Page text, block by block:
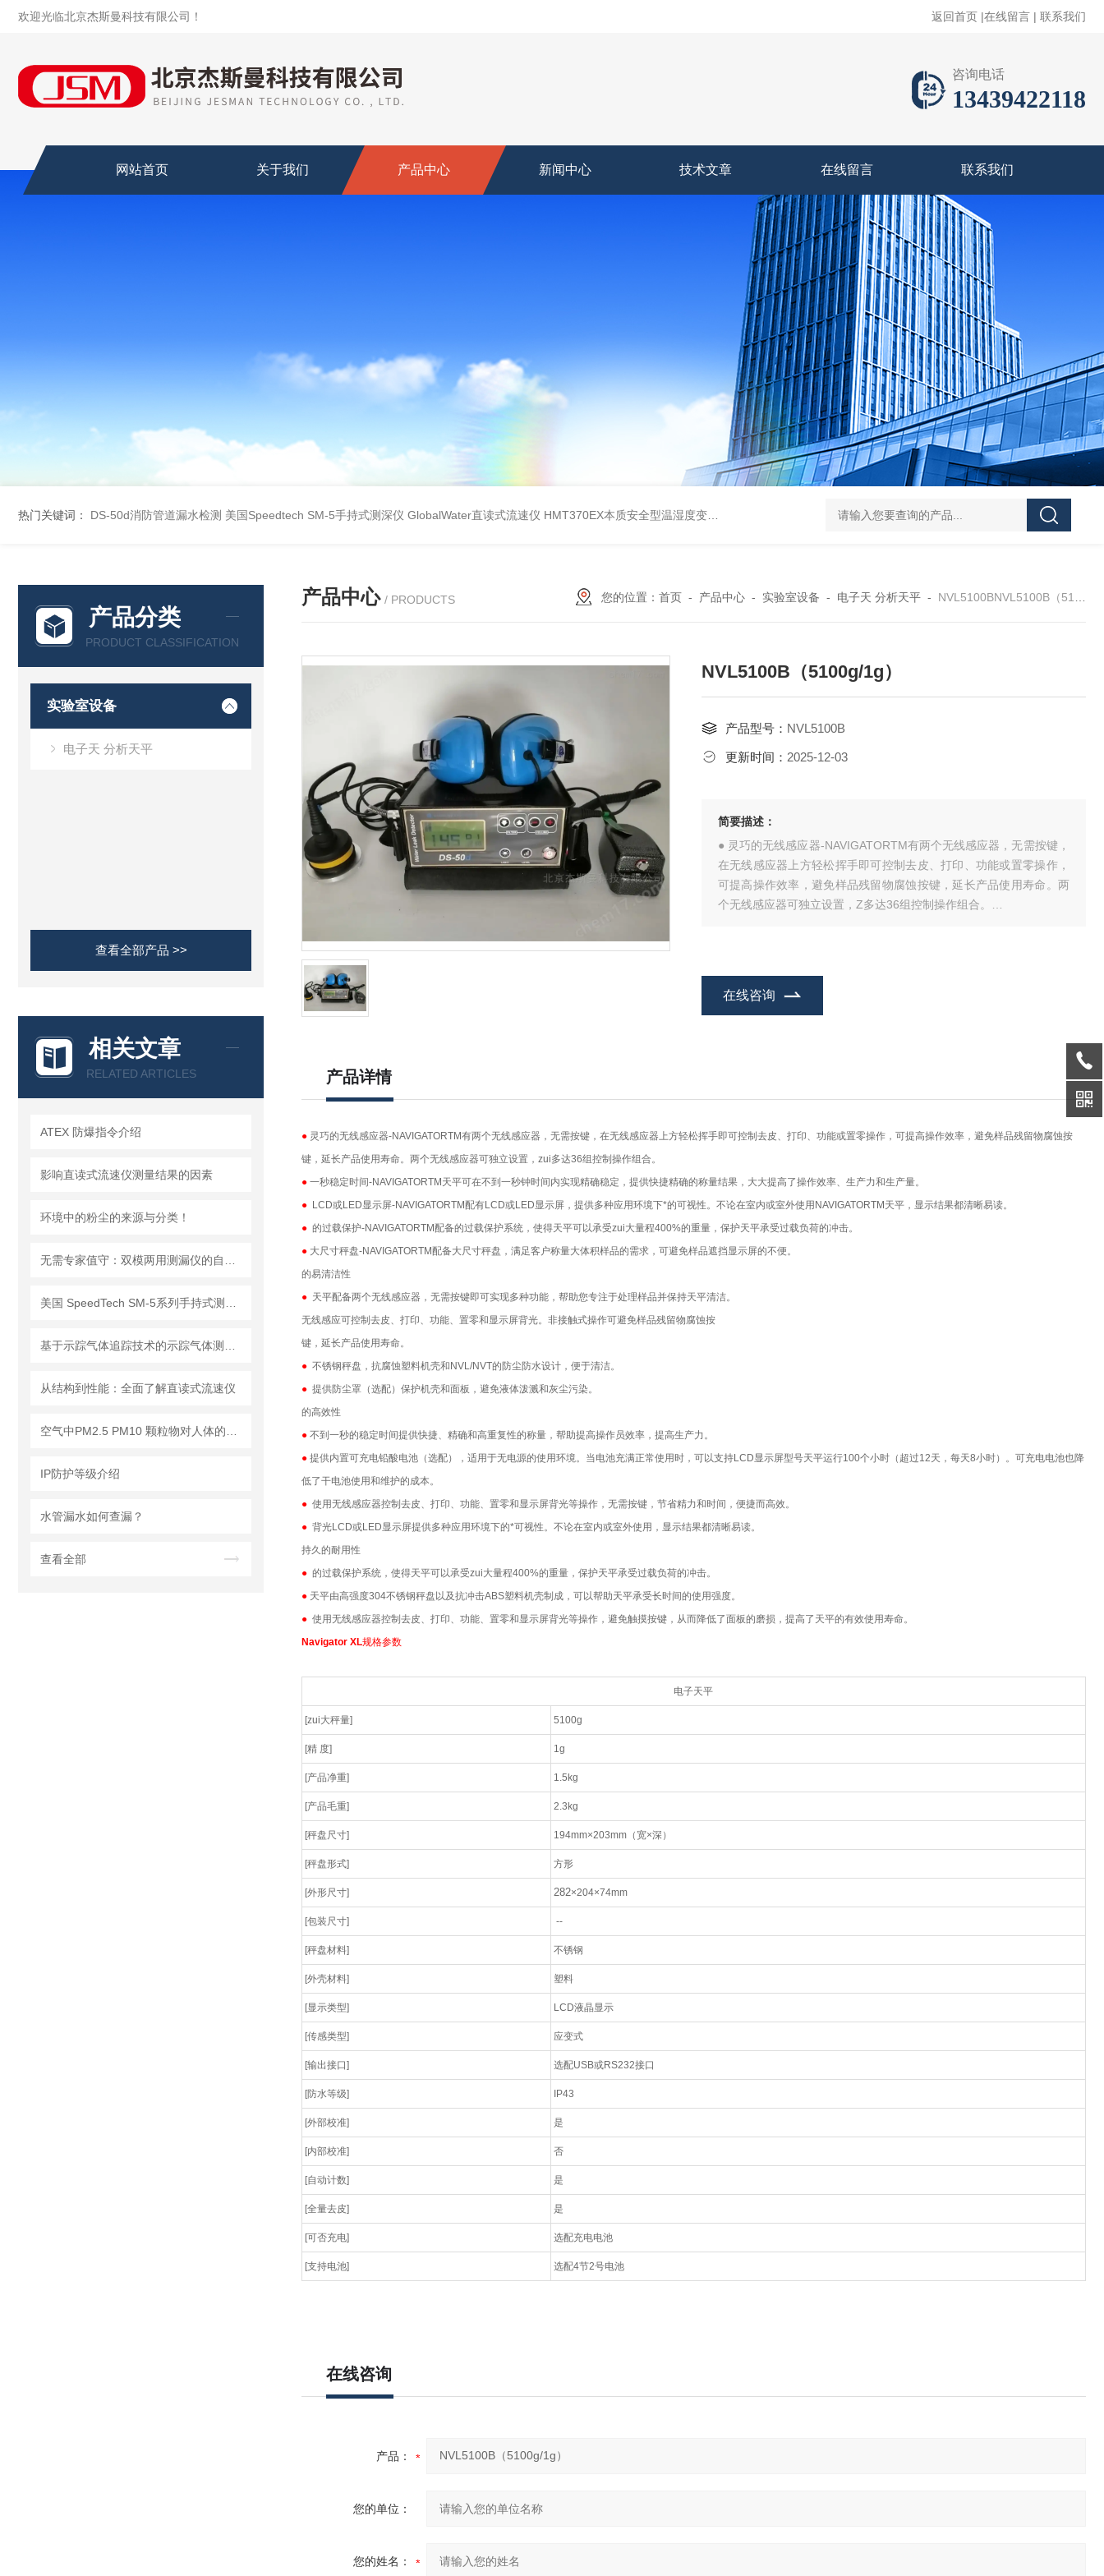
欢迎光临北京杰斯曼科技有限公司！ 返回首页 |在线留言 | 联系我们
咨询电话
13439422118
网站首页 关于我们 产品中心 新闻中心 技术文章 在线留言 联系我们
热门关键词： DS-50d消防管道漏水检测 美国Speedtech SM-5手持式测深仪 GlobalWater直读式流速仪 HMT370EX本质安全型温湿度变送器系列 适用于 0 区和 20 区 DS-50d韩国大成管道漏水检测仪 DS-50d韩国
产品分类
PRODUCT CLASSIFICATION
实验室设备
电子天 分析天平
查看全部产品 >>
相关文章
RELATED ARTICLES
ATEX 防爆指令介绍
影响直读式流速仪测量结果的因素
环境中的粉尘的来源与分类！
从结构到性能：全面了解直读式流速仪
IP防护等级介绍
水管漏水如何查漏？
查看全部
产品中心 / PRODUCTS 您的位置： 首页- 产品中心- 实验室设备 - 电子天 分析天平- NVL5100BNVL5100B（5100g/1g）
NVL5100B（5100g/1g）
产品型号： NVL5100B
更新时间： 2025-12-03
简要描述：
● 灵巧的无线感应器-NAVIGATORTM有两个无线感应器，无需按键，
在无线感应器上方轻松挥手即可控制去皮、打印、功能或置零操作，
可提高操作效率，避免样品残留物腐蚀按键，延长产品使用寿命。两
个无线感应器可独立设置，Z多达36组控制操作组合。
在线咨询
产品详情
● 灵巧的无线感应器-NAVIGATORTM有两个无线感应器，无需按键，在无线感应器上方轻松挥手即可控制去皮、打印、功能或置零操作，可提高操作效率，避免样品残留物腐蚀按
键，延长产品使用寿命。两个无线感应器可独立设置，zui多达36组控制操作组合。
● 一秒稳定时间-NAVIGATORTM天平可在不到一秒钟时间内实现精确稳定，提供快捷精确的称量结果，大大提高了操作效率、生产力和生产量。
● LCD或LED显示屏-NAVIGATORTM配有LCD或LED显示屏，提供多种应用环境下*的可视性。不论在室内或室外使用NAVIGATORTM天平，显示结果都清晰易读。
● 的过载保护-NAVIGATORTM配备的过载保护系统，使得天平可以承受zui大量程400%的重量，保护天平承受过载负荷的冲击。
● 大尺寸秤盘-NAVIGATORTM配备大尺寸秤盘，满足客户称量大体积样品的需求，可避免样品遮挡显示屏的不便。
的易清洁性
● 天平配备两个无线感应器，无需按键即可实现多种功能，帮助您专注于处理样品并保持天平清洁。
无线感应可控制去皮、打印、功能、置零和显示屏背光。非接触式操作可避免样品残留物腐蚀按
键，延长产品使用寿命。
● 不锈钢秤盘，抗腐蚀塑料机壳和NVL/NVT的防尘防水设计，便于清洁。
● 提供防尘罩（选配）保护机壳和面板，避免液体泼溅和灰尘污染。
的高效性
● 不到一秒的稳定时间提供快捷、精确和高重复性的称量，帮助提高操作员效率，提高生产力。
● 提供内置可充电铅酸电池（选配），适用于无电源的使用环境。当电池充满正常使用时，可以支持LCD显示屏型号天平运行100个小时（超过12天，每天8小时）。可充电电池也降
低了干电池使用和维护的成本。
● 使用无线感应器控制去皮、打印、功能、置零和显示屏背光等操作，无需按键，节省精力和时间，便捷而高效。
● 背光LCD或LED显示屏提供多种应用环境下的*可视性。不论在室内或室外使用，显示结果都清晰易读。
持久的耐用性
● 的过载保护系统，使得天平可以承受zui大量程400%的重量，保护天平承受过载负荷的冲击。
● 天平由高强度304不锈钢秤盘以及抗冲击ABS塑料机壳制成，可以帮助天平承受长时间的使用强度。
● 使用无线感应器控制去皮、打印、功能、置零和显示屏背光等操作，避免触摸按键，从而降低了面板的磨损，提高了天平的有效使用寿命。
Navigator XL规格参数
电子天平
[zui大秤量] 5100g
[精 度] 1g
[产品净重] 1.5kg
[产品毛重] 2.3kg
[秤盘尺寸] 194mm×203mm（宽×深）
[秤盘形式] 方形
[外形尺寸] 282×204×74mm
[包装尺寸] --
[秤盘材料] 不锈钢
[外壳材料] 塑料
[显示类型] LCD液晶显示
[传感类型] 应变式
[输出接口] 选配USB或RS232接口
[防水等级] IP43
[外部校准] 是
[内部校准] 否
[自动计数] 是
[全量去皮] 是
[可否充电] 选配充电电池
[支持电池] 选配4节2号电池
在线咨询
产品：
您的单位：
您的姓名：